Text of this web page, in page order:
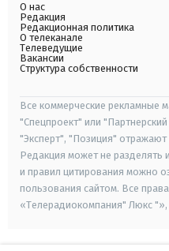
О нас
Редакция
Редакционная политика
О телеканале
Телеведущие
Вакансии
Структура собственности
Все коммерческие рекламные
"Спецпроект" или
"Эксперт", "Позиция"
Редакция может не разделять
и правил цитирования можно
пользования сайтом. Все
«Телерадиокомпания" Люкс "»,